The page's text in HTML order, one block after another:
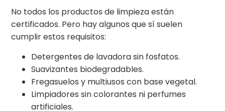
No todos los productos de limpieza están
certificados. Pero hay algunos que sí suelen
cumplir estos requisitos:
Detergentes de lavadora sin fosfatos.
Suavizantes biodegradables.
Fregasuelos y multiusos con base vegetal.
Limpiadores sin colorantes ni perfumes
artificiales.